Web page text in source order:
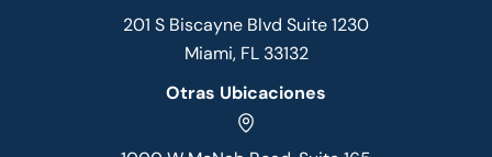
201 S Biscayne Blvd Suite 1230
Miami, FL 33132
Otras Ubicaciones